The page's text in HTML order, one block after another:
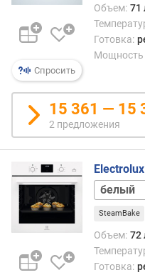
е
р
а
у
р
а
(
м
а
с
и
м
Спросить
Объем: 71
Готовка:
Мощность
15 361 — 15
2 предложения
SteamBake
Объем: 72
Готовка: